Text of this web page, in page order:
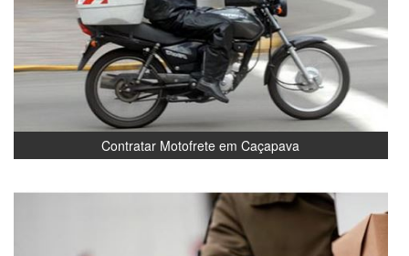
Contratar Motofrete em Caçapava